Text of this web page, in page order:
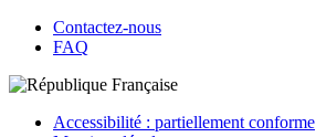
Contactez-nous
FAQ
Accessibilité : partiellement conforme